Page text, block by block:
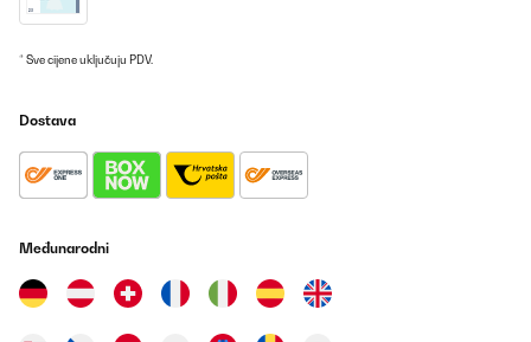
funktionieren gut - auch bei schwerem Teig. Ich backe Brot mit
auch größere Teigmengen bewältigen. Man muss zwischendurch
Küchenmaschinen sind auch laut. Und diese ist nicht
ungewöhnlich laut, sondern für die leichte Bauweise in Ordnung.
Ich bin der Meinung, dass man für dieses Geld eine absolut gute
Amazon-Benutzer
Prevedi
* Sve cijene uključuju PDV.
Dostava
Međunarodni